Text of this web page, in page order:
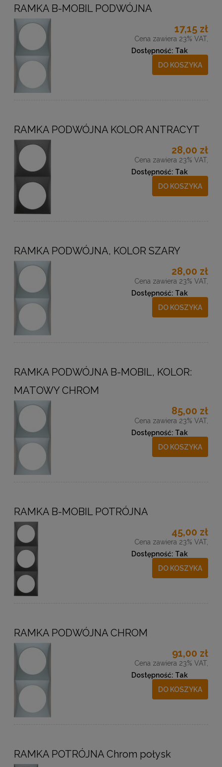
RAMKA B-MOBIL PODWÓJNA
17,15 zł
Cena zawiera 23% VAT,
Dostępność: Tak
DO KOSZYKA
RAMKA PODWÓJNA KOLOR ANTRACYT
28,00 zł
Cena zawiera 23% VAT,
Dostępność: Tak
DO KOSZYKA
RAMKA PODWÓJNA, KOLOR SZARY
28,00 zł
Cena zawiera 23% VAT,
Dostępność: Tak
DO KOSZYKA
RAMKA PODWÓJNA B-MOBIL, KOLOR:
MATOWY CHROM
85,00 zł
Cena zawiera 23% VAT,
Dostępność: Tak
DO KOSZYKA
RAMKA B-MOBIL POTRÓJNA
45,00 zł
Cena zawiera 23% VAT,
Dostępność: Tak
DO KOSZYKA
RAMKA PODWÓJNA CHROM
91,00 zł
Cena zawiera 23% VAT,
Dostępność: Tak
DO KOSZYKA
RAMKA POTRÓJNA Chrom połysk